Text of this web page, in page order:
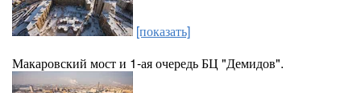
[показать]
Макаровский мост и 1-ая очередь БЦ "Демидов".